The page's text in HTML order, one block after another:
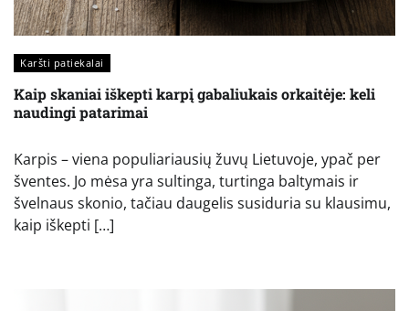
Karšti patiekalai
Kaip skaniai iškepti karpį gabaliukais orkaitėje: keli
naudingi patarimai
Karpis – viena populiariausių žuvų Lietuvoje, ypač per
šventes. Jo mėsa yra sultinga, turtinga baltymais ir
švelnaus skonio, tačiau daugelis susiduria su klausimu,
kaip iškepti […]